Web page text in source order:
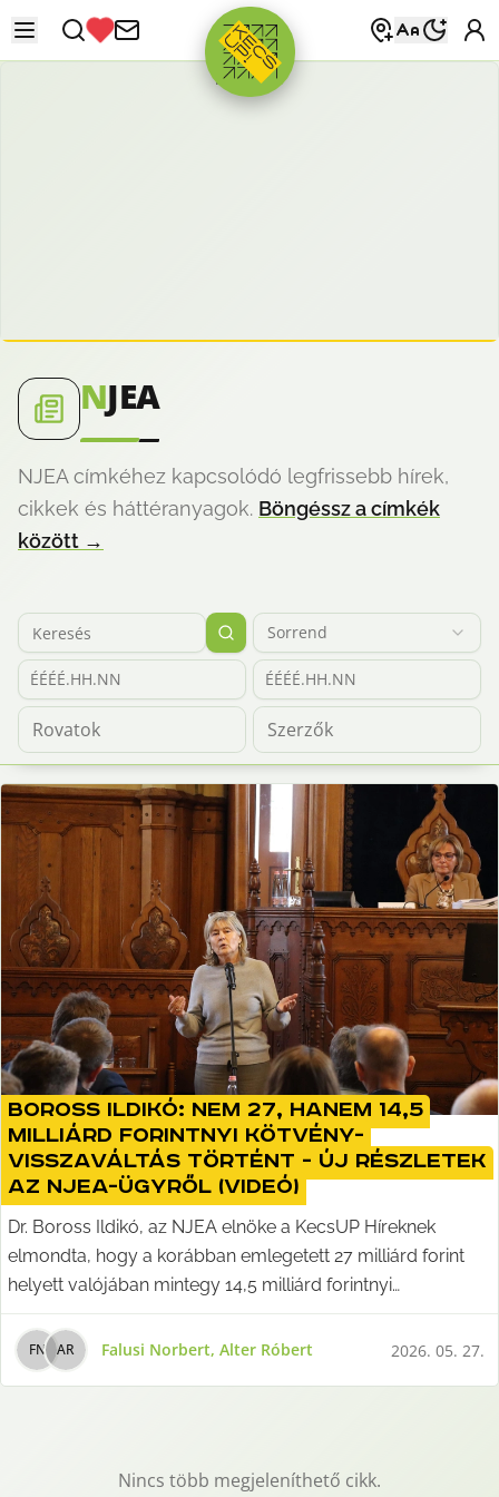
HIRDETÉS
NJEA
NJEA címkéhez kapcsolódó legfrissebb hírek,
cikkek és háttéranyagok. Böngéssz a címkék
között →
Sorrend
ÉÉÉÉ.HH.NN ÉÉÉÉ.HH.NN
Boross Ildikó: nem 27, hanem 14,5
milliárd forintnyi kötvény-
visszaváltás történt - új részletek
az NJEA-ügyről (videó)
Dr. Boross Ildikó, az NJEA elnöke a KecsUP Híreknek
elmondta, hogy a korábban emlegetett 27 milliárd forint
helyett valójában mintegy 14,5 milliárd forintnyi
visszaváltás történt, így jelenleg körülbelül 113,5 milliárd
forintos követelés maradt fenn. A kampuszberuházás
folytatásáról pedig azt közölte, hogy a mintegy 19,5
FN AR Falusi Norbert, Alter Róbert 2026. 05. 27.
Nincs több megjeleníthető cikk.